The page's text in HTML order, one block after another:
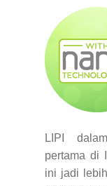
LIPI
pertama di
ini jadi